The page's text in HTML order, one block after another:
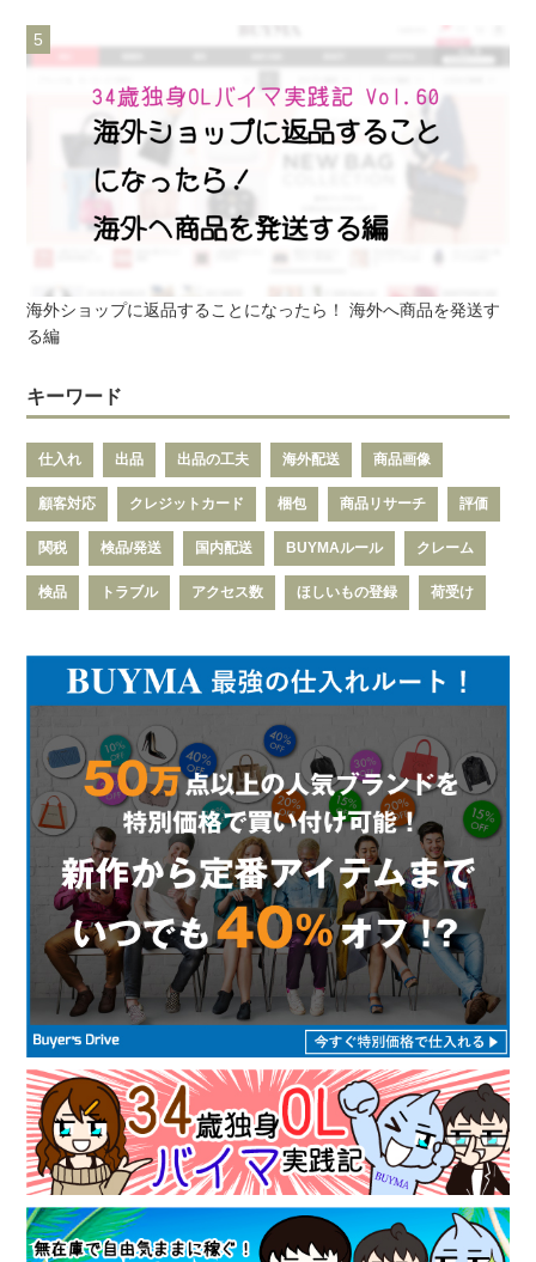
海外ショップに返品することになったら！ 海外へ商品を発送す
る編
キーワード
仕入れ 出品 出品の工夫 海外配送 商品画像
顧客対応 クレジットカード 梱包 商品リサーチ 評価
関税 検品/発送 国内配送 BUYMAルール クレーム
検品 トラブル アクセス数 ほしいもの登録 荷受け